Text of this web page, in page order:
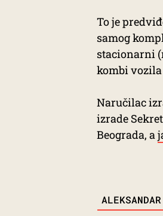
To je
samog
stacionarni
kombi vozila
Naručilac
izrade
Beograda, a